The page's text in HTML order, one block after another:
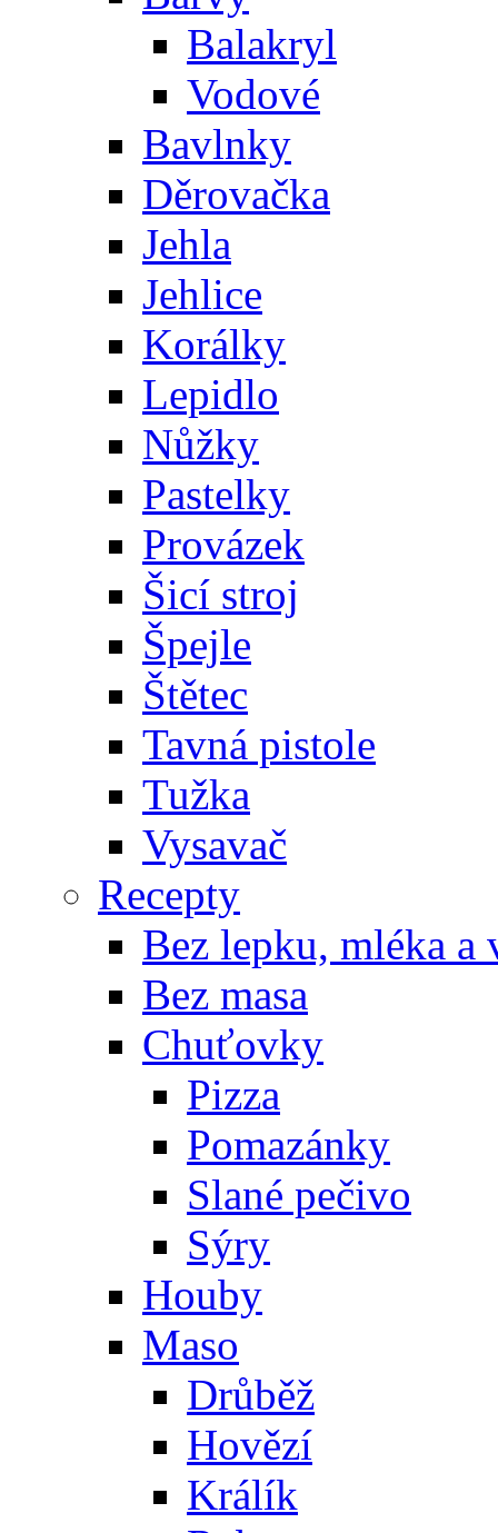
Balakryl
Vodové
Bavlnky
Děrovačka
Jehla
Jehlice
Korálky
Lepidlo
Nůžky
Pastelky
Provázek
Šicí stroj
Špejle
Štětec
Tavná pistole
Tužka
Vysavač
Recepty
Bez lepku, mléka a
Bez masa
Chuťovky
Pizza
Pomazánky
Slané pečivo
Sýry
Houby
Maso
Drůběž
Hovězí
Králík